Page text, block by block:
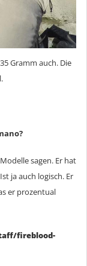
Gramm auch. Die
sagen. Er hat
ja auch logisch. Er
er prozentual
fireblood-